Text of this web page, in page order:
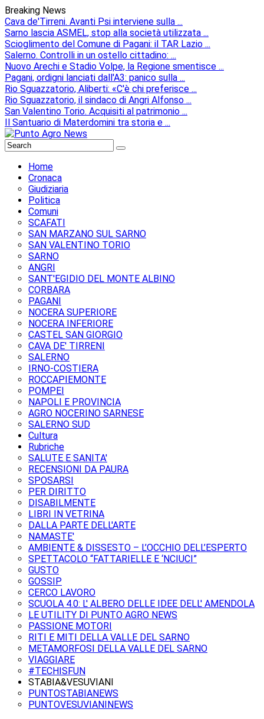
Breaking News
Cava de'Tirreni. Avanti Psi interviene sulla ...
Sarno lascia ASMEL, stop alla società utilizzata ...
Scioglimento del Comune di Pagani: il TAR Lazio ...
Salerno. Controlli in un ostello cittadino: ...
Nuovo Arechi e Stadio Volpe, la Regione smentisce ...
Pagani, ordigni lanciati dall'A3: panico sulla ...
Rio Sguazzatorio, Aliberti: «C'è chi preferisce ...
Rio Sguazzatorio, il sindaco di Angri Alfonso ...
San Valentino Torio. Acquisiti al patrimonio ...
Il Santuario di Materdomini tra storia e ...
Home
Cronaca
Giudiziaria
Politica
Comuni
SCAFATI
SAN MARZANO SUL SARNO
SAN VALENTINO TORIO
SARNO
ANGRI
SANT'EGIDIO DEL MONTE ALBINO
CORBARA
PAGANI
NOCERA SUPERIORE
NOCERA INFERIORE
CASTEL SAN GIORGIO
CAVA DE' TIRRENI
SALERNO
IRNO-COSTIERA
ROCCAPIEMONTE
POMPEI
NAPOLI E PROVINCIA
AGRO NOCERINO SARNESE
SALERNO SUD
Cultura
Rubriche
SALUTE E SANITA'
RECENSIONI DA PAURA
SPOSARSI
PER DIRITTO
DISABILMENTE
LIBRI IN VETRINA
DALLA PARTE DELL'ARTE
NAMASTE'
AMBIENTE & DISSESTO – L’OCCHIO DELL’ESPERTO
SPETTACOLO “FATTARIELLE E ‘NCIUCI”
GUSTO
GOSSIP
CERCO LAVORO
SCUOLA 4.0: L' ALBERO DELLE IDEE DELL' AMENDOLA
LE UTILITY DI PUNTO AGRO NEWS
PASSIONE MOTORI
RITI E MITI DELLA VALLE DEL SARNO
METAMORFOSI DELLA VALLE DEL SARNO
VIAGGIARE
#TECHISFUN
STABIA&VESUVIANI
PUNTOSTABIANEWS
PUNTOVESUVIANINEWS